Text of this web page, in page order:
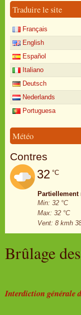
Traduire le site
Français
English
Español
Italiano
Deutsch
Nederlands
Portuguesa
Météo
Contres
32 °C
Partiellement
Min: 32 °C
Max: 32 °C
Vent: 8 kmh
Brûlage
Interdiction générale